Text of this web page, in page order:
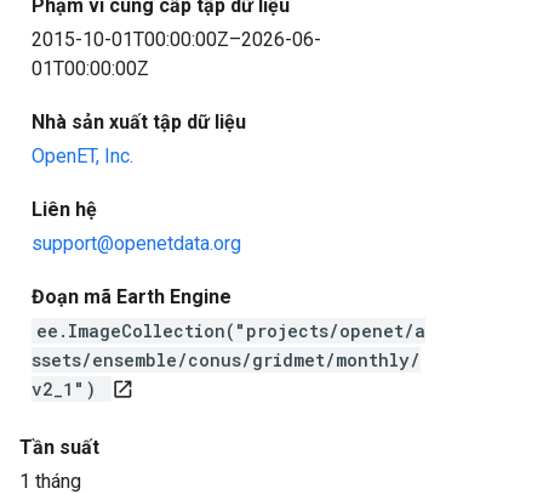
Phạm vi cung cấp tập dữ liệu
2015-10-01T00:00:00Z–2026-06-
01T00:00:00Z
Nhà sản xuất tập dữ liệu
OpenET, Inc.
Liên hệ
support@openetdata.org
Đoạn mã Earth Engine
ee.ImageCollection("projects/openet/a
ssets/ensemble/conus/gridmet/monthly/
v2_1")
open_in_new
Tần suất
1 tháng